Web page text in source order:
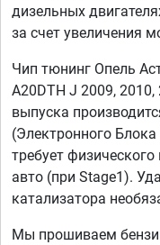
дизельных
за счет увеличения
Чип тюнинг Опель
A20DTH J 2009,
выпуска
(Электронного
требует
авто (при Stage1).
катализатора
Мы прошиваем